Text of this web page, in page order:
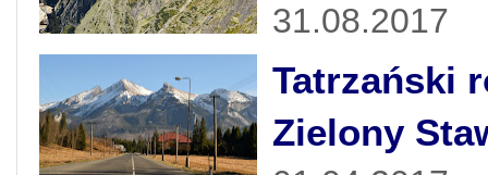
31.08.2017
Tatrzański
Zielony